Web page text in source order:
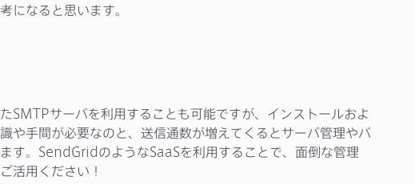
になると思います。
SMTPサーバを利用することも可能ですが、インストールおよ
や手間が必要なのと、送信通数が増えてくるとサーバ管理やバ
す。SendGridのようなSaaSを利用することで、面倒な管理
活用ください！